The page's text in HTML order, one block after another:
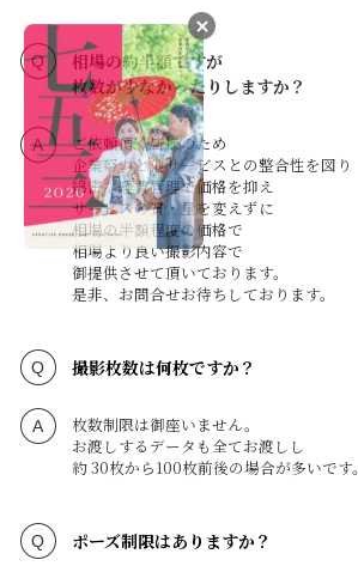
相場の約半額ですが
枚数が少なかったりしますか？
ご依頼頂く皆様のため
企業努力と他サービスとの整合性を図り
綿密な経費管理で価格を抑え
サービスの質・量を変えずに
相場の半額程度の価格で
相場より良い撮影内容で
御提供させて頂いております。
是非、お問合せお待ちしております。
撮影枚数は何枚ですか？
枚数制限は御座いません。
お渡しするデータも全てお渡しし
約 30枚から100枚前後の場合が多いです。
ポーズ制限はありますか？